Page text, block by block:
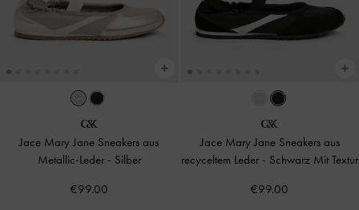
Jace Mary Jane Sneakers aus
Metallic-Leder - Silber
€99.00
Jace Mary Jane Sneakers aus
recyceltem Leder - Schwarz Mit Textur
€99.00